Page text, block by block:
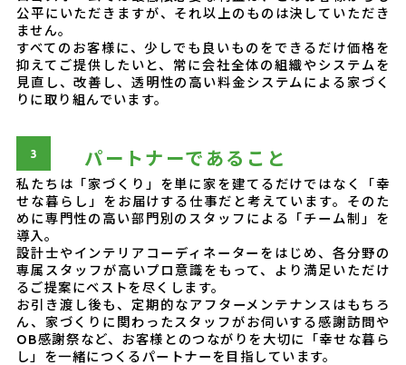
公平にいただきますが、それ以上のものは決していただき
ません。
すべてのお客様に、少しでも良いものをできるだけ価格を
抑えてご提供したいと、常に会社全体の組織やシステムを
見直し、改善し、透明性の高い料金システムによる家づく
りに取り組んでいます。
パートナーであること
私たちは「家づくり」を単に家を建てるだけではなく「幸
せな暮らし」をお届けする仕事だと考えています。そのた
めに専門性の高い部門別のスタッフによる「チーム制」を
導入。
設計士やインテリアコーディネーターをはじめ、各分野の
専属スタッフが高いプロ意識をもって、より満足いただけ
るご提案にベストを尽くします。
お引き渡し後も、定期的なアフターメンテナンスはもちろ
ん、家づくりに関わったスタッフがお伺いする感謝訪問や
OB感謝祭など、お客様とのつながりを大切に「幸せな暮ら
し」を一緒につくるパートナーを目指しています。